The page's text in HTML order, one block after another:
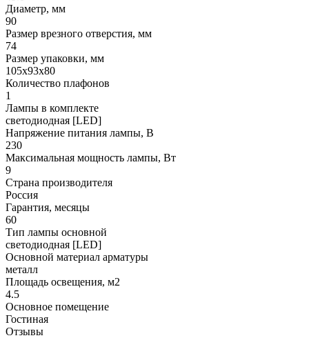
Диаметр, мм
90
Размер врезного отверстия, мм
74
Размер упаковки, мм
105x93x80
Количество плафонов
1
Лампы в комплекте
светодиодная [LED]
Напряжение питания лампы, В
230
Максимальная мощность лампы, Вт
9
Страна производителя
Россия
Гарантия, месяцы
60
Тип лампы основной
светодиодная [LED]
Основной материал арматуры
металл
Площадь освещения, м2
4.5
Основное помещение
Гостиная
Отзывы